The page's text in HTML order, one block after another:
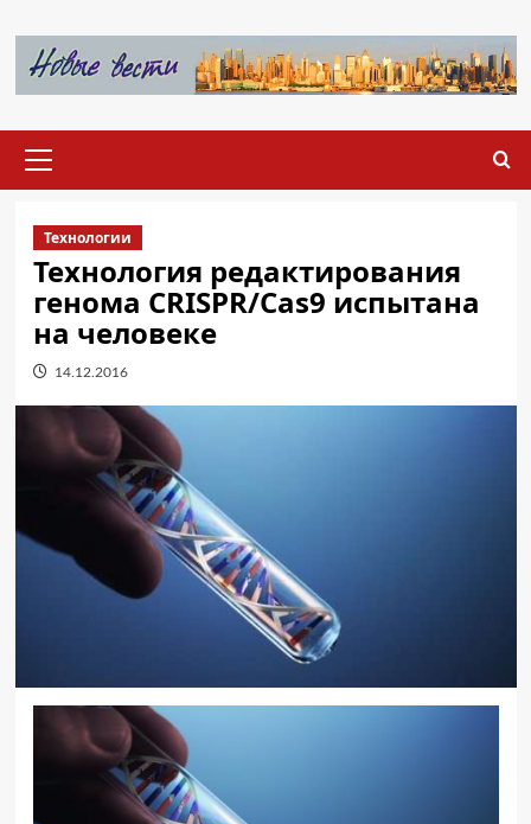
содержимому
меню
Технологии
Технология редактирования
генома CRISPR/Cas9 испытана
на человеке
14.12.2016